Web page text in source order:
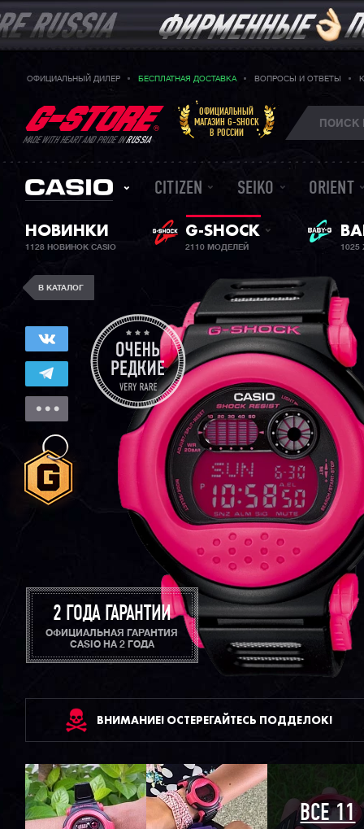
ОФИЦИАЛЬНЫЙ ДИЛЕР БЕСПЛАТНАЯ ДОСТАВКА ВОПРОСЫ И ОТВЕТЫ
MADE WITH HEART AND PRIDE INRUSSIA
ОФИЦИАЛЬНЫЙ
МАГАЗИН G-SHOCK
В РОССИИ
CITIZEN SEIKO ORIENT
НОВИНКИ
1128 НОВИНОК CASIO
G-SHOCK
2110 МОДЕЛЕЙ
В КАТАЛОГ
2 ГОДА ГАРАНТИИ
ОФИЦИАЛЬНАЯ ГАРАНТИЯ
CASIO НА 2 ГОДА
ВНИМАНИЕ! ОСТЕРЕГАЙТЕСЬ ПОДДЕЛОК!
ВСЕ 11